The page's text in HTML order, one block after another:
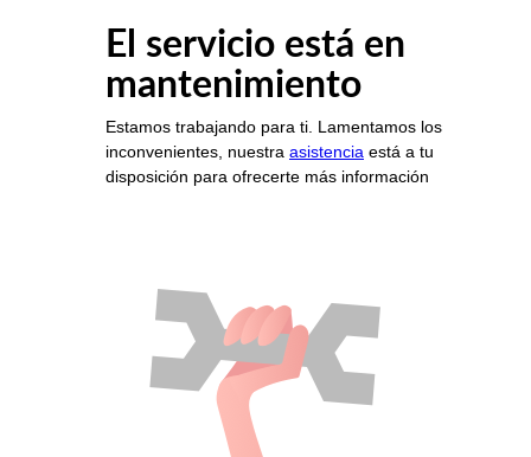
El servicio está en
mantenimiento
Estamos trabajando para ti. Lamentamos los
inconvenientes, nuestra asistencia está a tu
disposición para ofrecerte más información